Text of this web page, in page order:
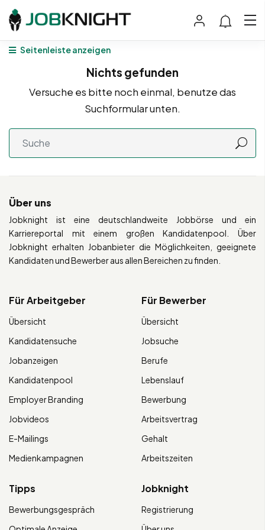
Seitenleiste anzeigen
Nichts gefunden
Versuche es bitte noch einmal, benutze das
Suchformular unten.
Über uns
Jobknight ist eine deutschlandweite Jobbörse und ein
Karriereportal mit einem großen Kandidatenpool. Über
Jobknight erhalten Jobanbieter die Möglichkeiten, geeignete
Kandidaten und Bewerber aus allen Bereichen zu finden.
Für Arbeitgeber
Übersicht
Kandidatensuche
Jobanzeigen
Kandidatenpool
Employer Branding
Jobvideos
E-Mailings
Medienkampagnen
Für Bewerber
Übersicht
Jobsuche
Berufe
Lebenslauf
Bewerbung
Arbeitsvertrag
Gehalt
Arbeitszeiten
Tipps
Bewerbungsgespräch
Jobknight
Registrierung